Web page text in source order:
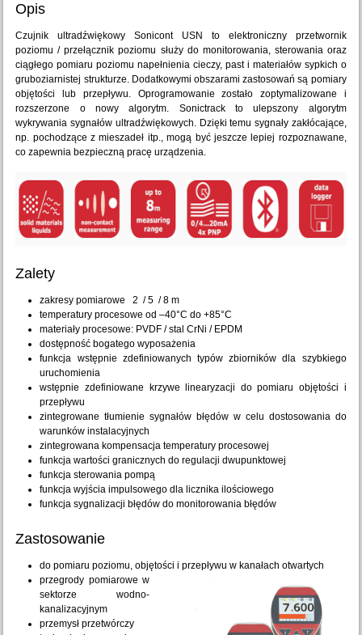
Opis
Czujnik ultradźwiękowy Sonicont USN to elektroniczny przetwornik
poziomu / przełącznik poziomu służy do monitorowania, sterowania oraz
ciągłego pomiaru poziomu napełnienia cieczy, past i materiałów sypkich o
gruboziarnistej strukturze. Dodatkowymi obszarami zastosowań są pomiary
objętości lub przepływu. Oprogramowanie zostało zoptymalizowane i
rozszerzone o nowy algorytm. Sonictrack to ulepszony algorytm
wykrywania sygnałów ultradźwiękowych. Dzięki temu sygnały zakłócające,
np. pochodzące z mieszadeł itp., mogą być jeszcze lepiej rozpoznawane,
co zapewnia bezpieczną pracę urządzenia.
Zalety
zakresy pomiarowe 2 / 5 / 8 m
temperatury procesowe od –40°C do +85°C
materiały procesowe: PVDF / stal CrNi / EPDM
dostępność bogatego wyposażenia
funkcja wstępnie zdefiniowanych typów zbiorników dla szybkiego
uruchomienia
wstępnie zdefiniowane krzywe linearyzacji do pomiaru objętości i
przepływu
zintegrowane tłumienie sygnałów błędów w celu dostosowania do
warunków instalacyjnych
zintegrowana kompensacja temperatury procesowej
funkcja wartości granicznych do regulacji dwupunktowej
funkcja sterowania pompą
funkcja wyjścia impulsowego dla licznika ilościowego
funkcja sygnalizacji błędów do monitorowania błędów
Zastosowanie
do pomiaru poziomu, objętości i przepływu w kanałach otwartych
przegrody pomiarowe w
sektorze wodno-
kanalizacyjnym
przemysł przetwórczy